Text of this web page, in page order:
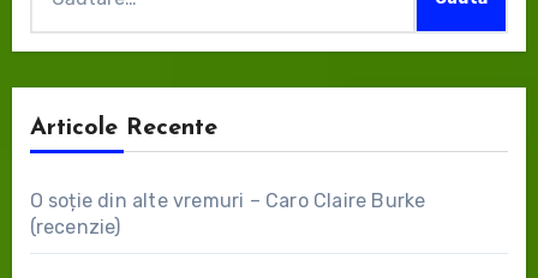
Articole Recente
O soție din alte vremuri – Caro Claire Burke
(recenzie)